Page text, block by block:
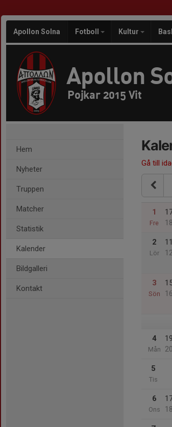
Apollon Solna Fotboll Kultur
Apollon
Pojkar 2015 Vit
Hem
Nyheter
Truppen
Matcher
Statistik
Kalender
Bildgalleri
Kontakt
Gå till
1
Fre
2
Lör
3
Sön
4
Mån
5
Tis
6
Ons